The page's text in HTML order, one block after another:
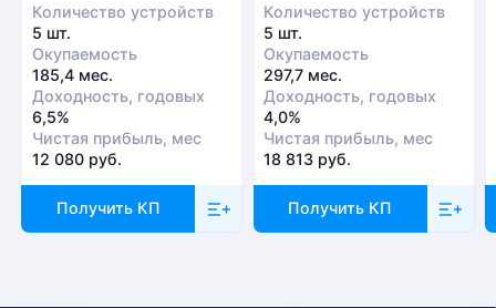
Количество устройств
5 шт.
Окупаемость
185,4 мес.
Доходность, годовых
6,5%
Чистая прибыль, мес
12 080 руб.
Получить КП
Количество устройств
5 шт.
Окупаемость
297,7 мес.
Доходность, годовых
4,0%
Чистая прибыль, мес
18 813 руб.
Получить КП